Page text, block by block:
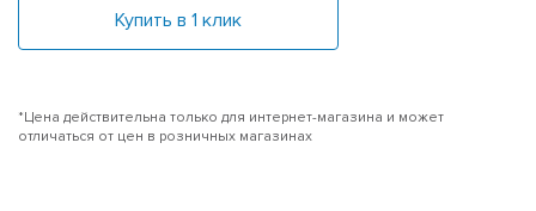
Купить в 1 клик
*Цена действительна только для интернет-магазина и может
отличаться от цен в розничных магазинах